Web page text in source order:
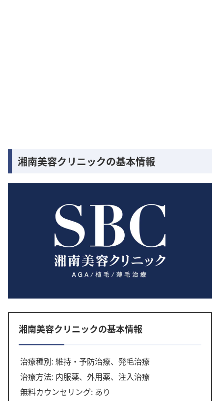
湘南美容クリニックの基本情報
湘南美容クリニックの基本情報
治療種別: 維持・予防治療、発毛治療
治療方法: 内服薬、外用薬、注入治療
無料カウンセリング: あり